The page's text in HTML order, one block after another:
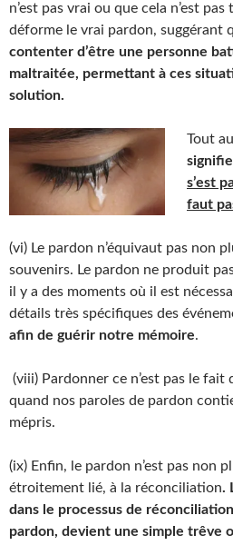
n’est pas vrai ou que cela n’est
déforme le vrai pardon, suggérant
contenter d’être une personne
maltraitée, permettant à ces
solution.
Tout
s’est
faut
(vi) Le pardon n’équivaut pas non
souvenirs. Le pardon ne produit
il y a des moments où il est
détails très spécifiques des
afin de guérir notre mémoire.
(viii) Pardonner ce n’est pas le fait
quand nos paroles de pardon
mépris.
(ix) Enfin, le pardon n’est pas non
étroitement lié, à la réconciliation.
dans le processus de
pardon, devient une simple trêve